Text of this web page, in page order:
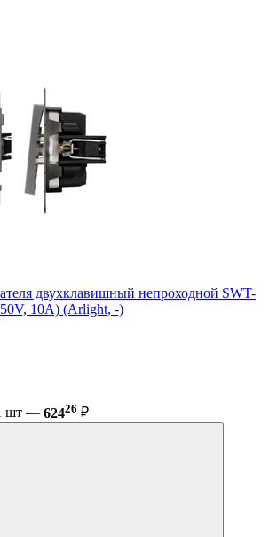
двухклавишный непроходной SWT-
10A) (Arlight, -)
шт — 62426 ₽